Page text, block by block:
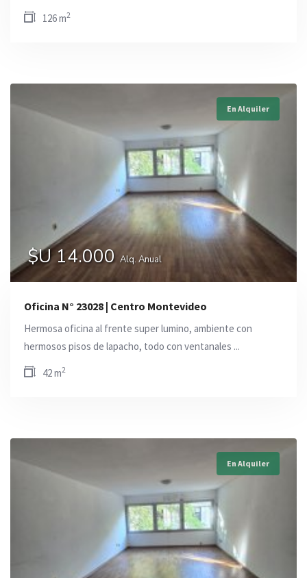
126 m2
En Alquiler
$U 14.000 Alq. Anual
Oficina N° 23028 | Centro Montevideo
Hermosa oficina al frente super lumino, ambiente con
hermosos pisos de lapacho, todo con ventanales ...
42 m2
En Alquiler